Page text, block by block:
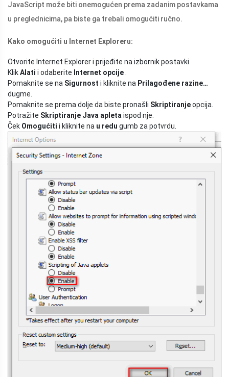
JavaScript može biti onemogućen prema zadanim postavkama
u preglednicima, pa biste ga trebali omogućiti ručno.
Kako omogućiti u Internet Exploreru:
Otvorite Internet Explorer i prijeđite na izbornik postavki.
KlikAlati i odaberite Internet opcije.
Pomaknite se na Sigurnost i kliknite na Prilagođene razine…
dugme.
Pomaknite se prema dolje da biste pronašli Skriptiranjeopcija.
Potražite Skriptiranje Java apletaispod nje.
Ček Omogućiti i kliknite na u redu gumb za potvrdu.